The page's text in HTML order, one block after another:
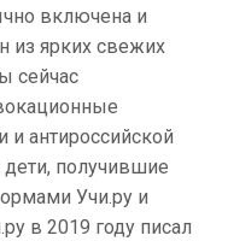
включена и
из ярких свежих
сейчас
и антироссийской
дети, получившие
Учи.ру и
в 2019 году писал